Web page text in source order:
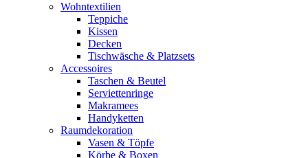
Wohntextilien
Teppiche
Kissen
Decken
Tischwäsche & Platzsets
Accessoires
Taschen & Beutel
Serviettenringe
Makramees
Handyketten
Raumdekoration
Vasen & Töpfe
Körbe & Boxen